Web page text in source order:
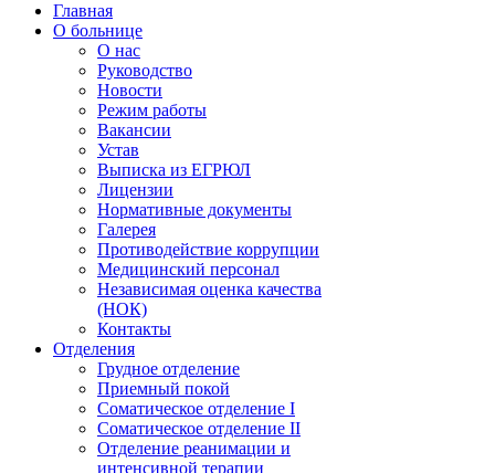
Главная
О больнице
О нас
Руководство
Новости
Режим работы
Вакансии
Устав
Выписка из ЕГРЮЛ
Лицензии
Нормативные документы
Галерея
Противодействие коррупции
Медицинский персонал
Независимая оценка качества
(НОК)
Контакты
Отделения
Грудное отделение
Приемный покой
Соматическое отделение I
Соматическое отделение II
Отделение реанимации и
интенсивной терапии